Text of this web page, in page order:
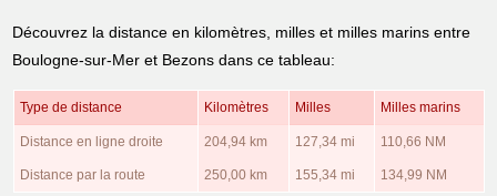
Découvrez la distance en kilomètres, milles et milles marins entre
Boulogne-sur-Mer et Bezons dans ce tableau:
Type de distance Kilomètres Milles Milles marins
Distance en ligne droite 204,94 km 127,34 mi 110,66 NM
Distance par la route 250,00 km 155,34 mi 134,99 NM